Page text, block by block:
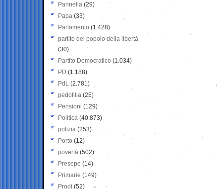
Pannella (29)
Papa (33)
Parlamento (1.428)
partito del popolo della libertà
(30)
Partito Democratico (1.034)
PD (1.188)
PdL (2.781)
pedofilia (25)
Pensioni (129)
Politica (40.873)
polizia (253)
Porto (12)
povertà (502)
Presepe (14)
Primarie (149)
Prodi (52)